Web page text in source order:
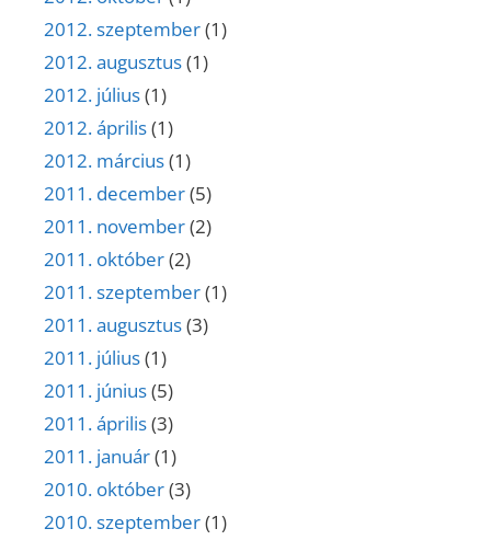
2012. szeptember(1)
2012. augusztus(1)
2012. július(1)
2012. április(1)
2012. március(1)
2011. december(5)
2011. november(2)
2011. október(2)
2011. szeptember(1)
2011. augusztus(3)
2011. július(1)
2011. június(5)
2011. április(3)
2011. január(1)
2010. október(3)
2010. szeptember(1)